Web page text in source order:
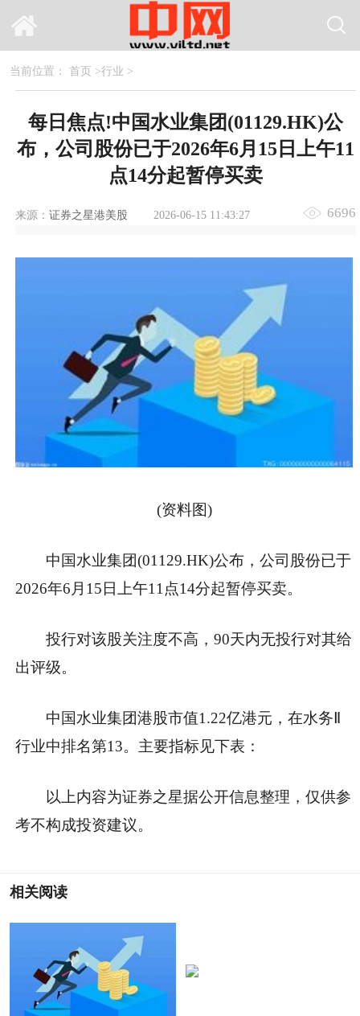
当前位置： 首页 >行业 >
每日焦点!中国水业集团(01129.HK)公
布，公司股份已于2026年6月15日上午11
点14分起暂停买卖
来源： 证券之星港美股 2026-06-15 11:43:27 6696
(资料图)
中国水业集团(01129.HK)公布，公司股份已于
2026年6月15日上午11点14分起暂停买卖。
投行对该股关注度不高，90天内无投行对其给
出评级。
中国水业集团港股市值1.22亿港元，在水务Ⅱ
行业中排名第13。主要指标见下表：
以上内容为证券之星据公开信息整理，仅供参
考不构成投资建议。
相关阅读